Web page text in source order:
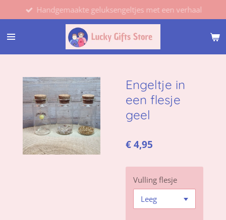
direct
naar
hoofdinhoud
Handgemaakte geluksengeltjes met een verhaal
Engeltje in
een flesje
geel
€ 4,95
Vulling flesje